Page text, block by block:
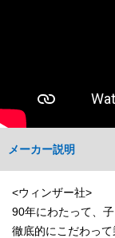
メーカー説明
<ウィンザー社>
90年にわたって、
徹底的にこだわっ